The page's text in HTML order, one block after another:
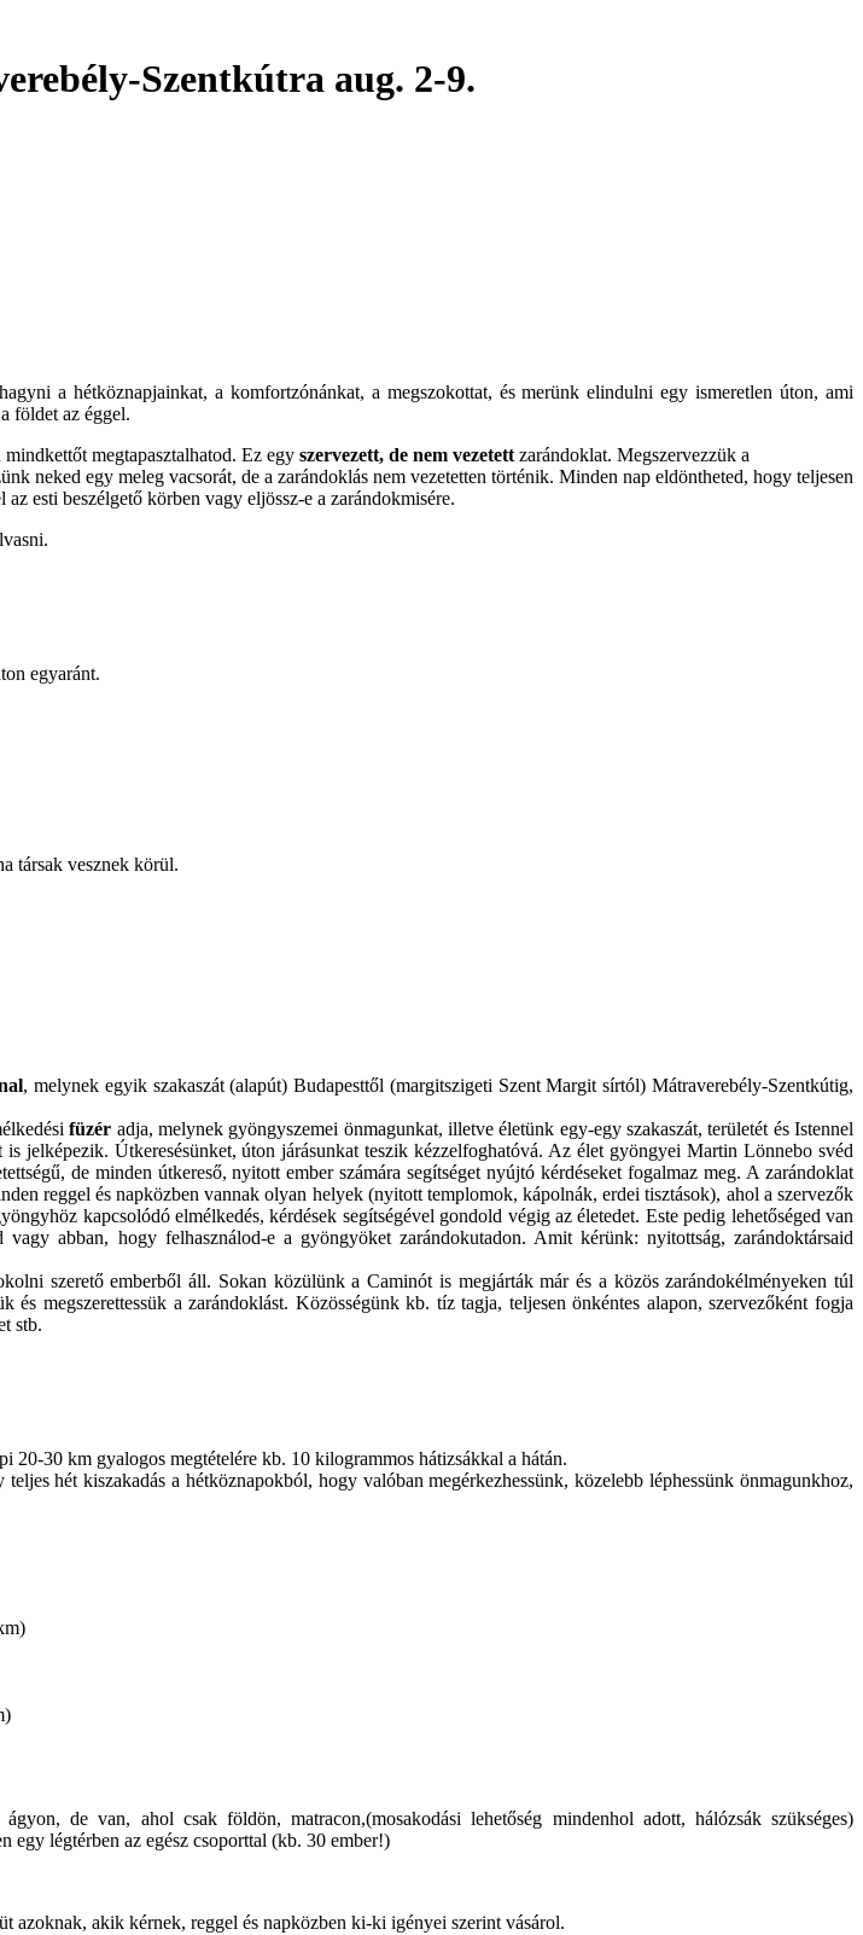
Szentkútra aug. 2-9.
a hétköznapjainkat, a komfortzónánkat, a megszokottat, és merünk elindulni egy ismeretlen úton, ami
földet az éggel.
megtapasztalhatod. Ez egy szervezett, de nem vezetett zarándoklat. Megszervezzük a
neked egy meleg vacsorát, de a zarándoklás nem vezetetten történik. Minden nap eldöntheted, hogy teljesen
esti beszélgető körben vagy eljössz-e a zarándokmisére.
egyaránt.
társak vesznek körül.
, melynek egyik szakaszát (alapút) Budapesttől (margitszigeti Szent Margit sírtól) Mátraverebély-Szentkútig,
füzér adja, melynek gyöngyszemei önmagunkat, illetve életünk egy-egy szakaszát, területét és Istennel
jelképezik. Útkeresésünket, úton járásunkat teszik kézzelfoghatóvá. Az élet gyöngyei Martin Lönnebo svéd
de minden útkereső, nyitott ember számára segítséget nyújtó kérdéseket fogalmaz meg. A zarándoklat
reggel és napközben vannak olyan helyek (nyitott templomok, kápolnák, erdei tisztások), ahol a szervezők
kapcsolódó elmélkedés, kérdések segítségével gondold végig az életedet. Este pedig lehetőséged van
vagy abban, hogy felhasználod-e a gyöngyöket zarándokutadon. Amit kérünk: nyitottság, zarándoktársaid
szerető emberből áll. Sokan közülünk a Caminót is megjárták már és a közös zarándokélményeken túl
megszerettessük a zarándoklást. Közösségünk kb. tíz tagja, teljesen önkéntes alapon, szervezőként fogja
stb.
30 km gyalogos megtételére kb. 10 kilogrammos hátizsákkal a hátán.
hét kiszakadás a hétköznapokból, hogy valóban megérkezhessünk, közelebb léphessünk önmagunkhoz,
de van, ahol csak földön, matracon,(mosakodási lehetőség mindenhol adott, hálózsák szükséges)
egy légtérben az egész csoporttal (kb. 30 ember!)
azoknak, akik kérnek, reggel és napközben ki-ki igényei szerint vásárol.